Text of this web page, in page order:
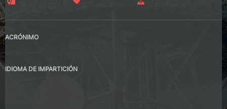
ACRÓNIMO
IDIOMA DE IMPARTICIÓN